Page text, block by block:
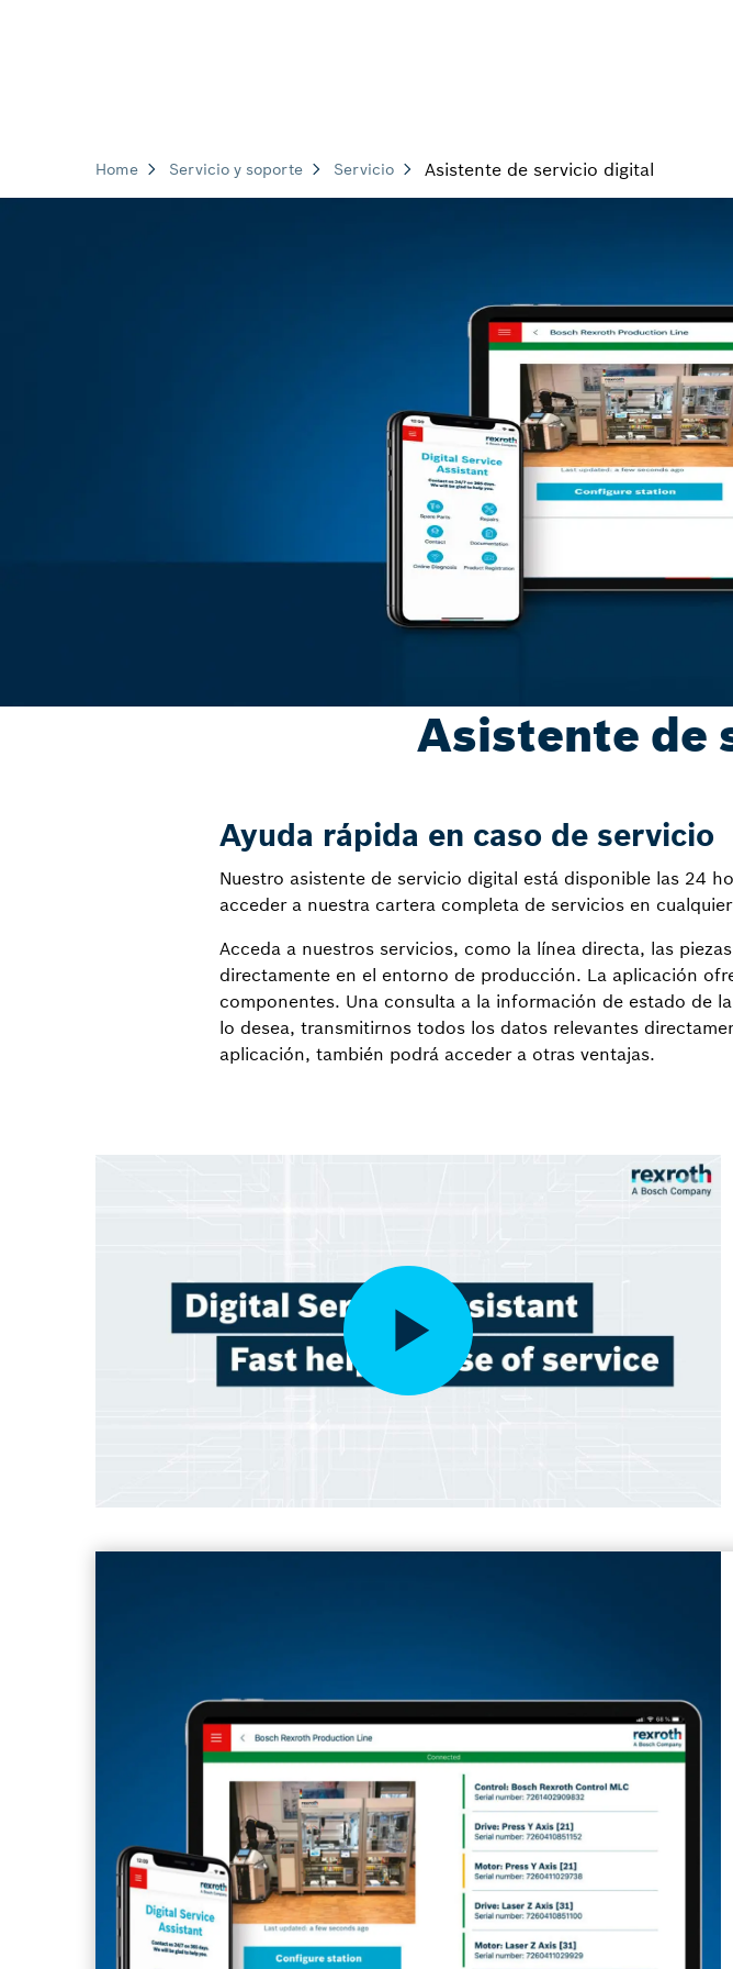
Home Servicio y soporte Servicio Asistente de servicio digital
Asistente de
Ayuda rápida en caso de servicio
Nuestro asistente de servicio digital está disponible las 24
acceder a nuestra cartera completa de servicios en
Acceda a nuestros servicios, como la línea directa, las
directamente en el entorno de producción. La aplicación
componentes. Una consulta a la información de estado de
lo desea, transmitirnos todos los datos relevantes
aplicación, también podrá acceder a otras ventajas.